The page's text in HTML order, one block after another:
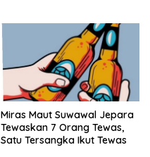
Miras Maut Suwawal Jepara
Tewaskan 7 Orang Tewas,
Satu Tersangka Ikut Tewas